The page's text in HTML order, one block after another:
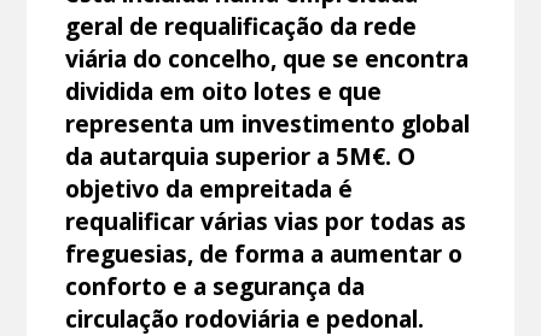
geral de requalificação da rede
viária do concelho, que se encontra
dividida em oito lotes e que
representa um investimento global
da autarquia superior a 5M€. O
objetivo da empreitada é
requalificar várias vias por todas as
freguesias, de forma a aumentar o
conforto e a segurança da
circulação rodoviária e pedonal.